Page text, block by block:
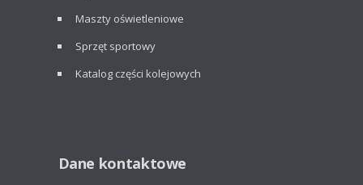
Maszty oświetleniowe
Sprzęt sportowy
Katalog części kolejowych
Dane kontaktowe